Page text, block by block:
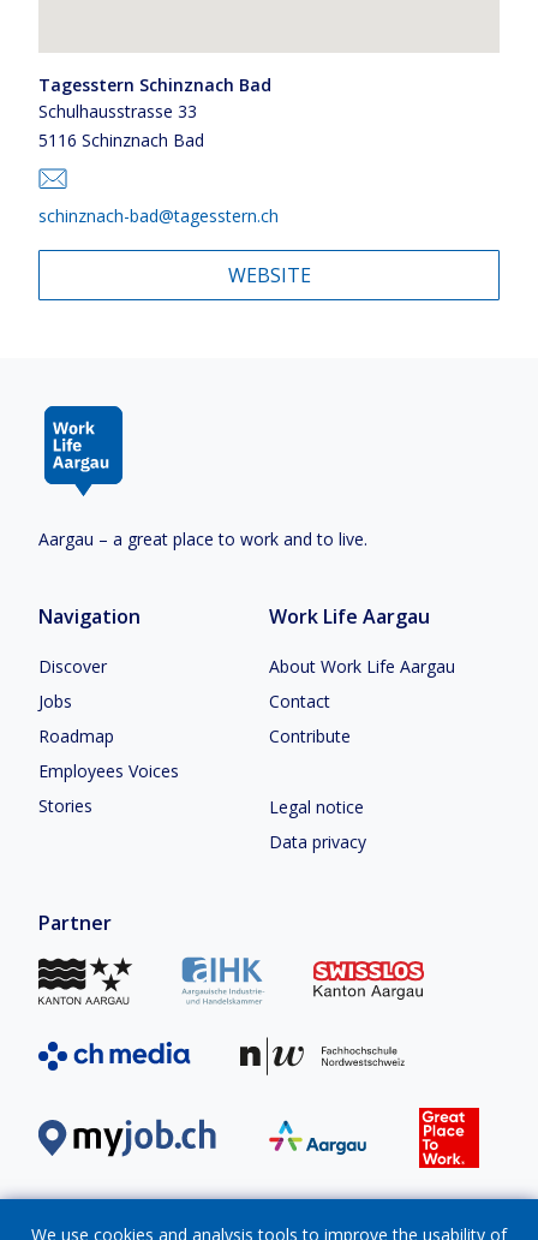
Tagesstern Schinznach Bad
Schulhausstrasse 33
5116 Schinznach Bad
schinznach-bad@tagesstern.ch
WEBSITE
Aargau – a great place to work and to live.
Navigation
Discover
Jobs
Roadmap
Employees Voices
Stories
Work Life Aargau
About Work Life Aargau
Contact
Contribute
Legal notice
Data privacy
Partner
We use cookies and analysis tools to improve the usability of